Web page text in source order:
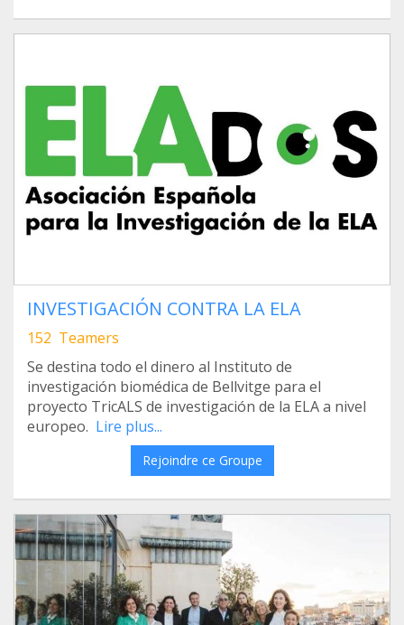
INVESTIGACIÓN CONTRA LA ELA
152 Teamers
Se destina todo el dinero al Instituto de
investigación biomédica de Bellvitge para el
proyecto TricALS de investigación de la ELA a nivel
europeo. Lire plus...
Rejoindre ce Groupe